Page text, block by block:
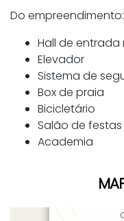
Do empreendimento:
Hall de
Elevador
Sistema de
Box de praia
Bicicletário
Salão de festas
Academia